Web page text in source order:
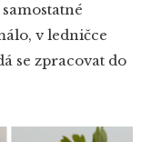
v ledničce
se zpracovat do